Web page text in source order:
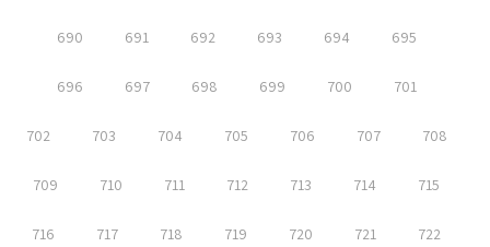
690 691 692 693 694 695
696 697 698 699 700 701
702 703 704 705 706 707 708
709 710 711 712 713 714 715
716 717 718 719 720 721 722